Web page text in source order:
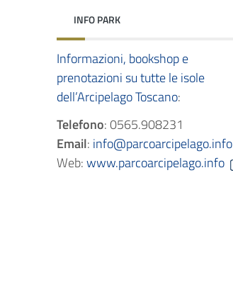
INFO PARK
Informazioni, bookshop e
prenotazioni su tutte le isole
dell’Arcipelago Toscano:
Telefono: 0565.908231
Email: info@parcoarcipelago.info
Web:www.parcoarcipelago.info